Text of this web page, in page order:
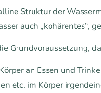
Struktur der
auch „kohärentes“,
Grundvoraussetzung,
an Essen und
etc. im Körper